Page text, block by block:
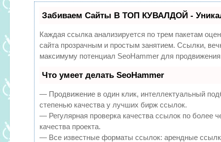
Забиваем Сайты В ТОП КУВАЛДОЙ -
Каждая ссылка анализируется по трем пакетам
сайта прозрачным и простым занятием. Ссылки,
максимуму потенциал SeoHammer для
Что умеет делать SeoHammer
— Продвижение в один клик, интеллектуальный
степенью качества у лучших бирж ссылок.
— Регулярная проверка качества ссылок по более
качества проекта.
— Все известные форматы ссылок: арендные